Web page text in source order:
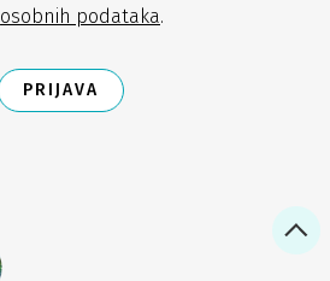
osobnih podataka.
PRIJAVA